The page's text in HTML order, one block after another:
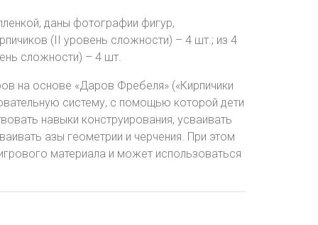
даны фотографии фигур,
(II уровень сложности) – 4 шт.; из 4
сложности) – 4 шт.
на основе «Даров Фребеля» («Кирпичики
систему, с помощью которой дети
навыки конструирования, усваивать
азы геометрии и черчения. При этом
материала и может использоваться